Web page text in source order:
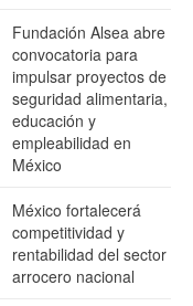
Fundación Alsea abre
convocatoria para
impulsar proyectos de
seguridad alimentaria,
educación y
empleabilidad en
México
México fortalecerá
competitividad y
rentabilidad del sector
arrocero nacional